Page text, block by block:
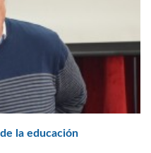
la educación